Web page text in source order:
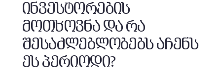
ინვესტორების
მოთხოვნა და რა
შესაძლებლობებს აჩენს
ეს პერიოდი?